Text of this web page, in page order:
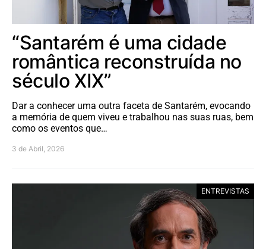
“Santarém é uma cidade
romântica reconstruída no
século XIX”
Dar a conhecer uma outra faceta de Santarém, evocando
a memória de quem viveu e trabalhou nas suas ruas, bem
como os eventos que…
3 de Abril, 2026
ENTREVISTAS